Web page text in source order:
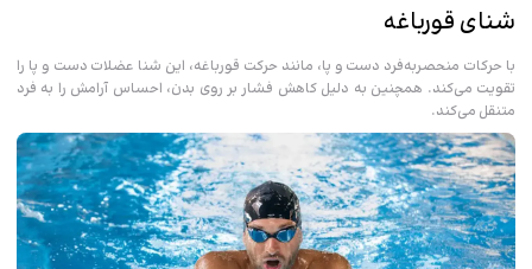
شنای قورباغه
با حرکات منحصربه‌فرد دست و پا، مانند حرکت قورباغه، این شنا عضلات دست و پا را
تقویت می‌کند. همچنین به دلیل کاهش فشار بر روی بدن، احساس آرامش را به فرد
متنقل می‌کند.